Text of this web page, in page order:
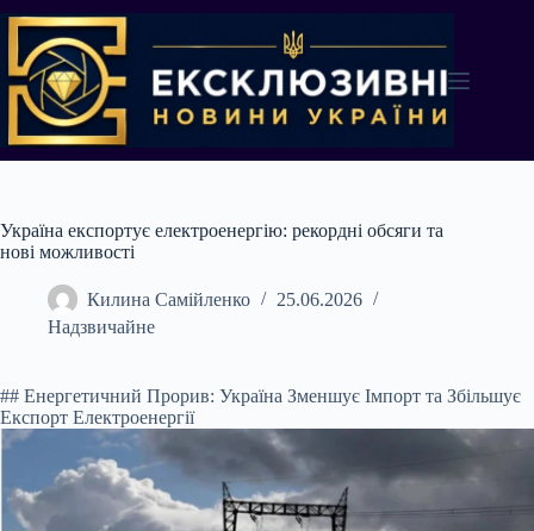
до
вмісту
Україна експортує електроенергію: рекордні обсяги та
нові можливості
Килина Самійленко
25.06.2026
Надзвичайне
## Енергетичний Прорив: Україна Зменшує Імпорт та Збільшує
Експорт Електроенергії